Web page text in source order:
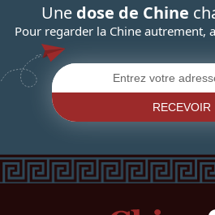
Une dose de Chine
Pour regarder la Chine autrement,
RECEVOIR